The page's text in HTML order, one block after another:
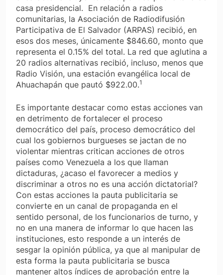
casa presidencial. En relación a radios
comunitarias, la Asociación de Radiodifusión
Participativa de El Salvador (ARPAS) recibió, en
esos dos meses, únicamente $846.60, monto que
representa el 0.15% del total. La red que aglutina a
20 radios alternativas recibió, incluso, menos que
Radio Visión, una estación evangélica local de
Ahuachapán que pautó $922.00.1
Es importante destacar como estas acciones van
en detrimento de fortalecer el proceso
democrático del país, proceso democrático del
cual los gobiernos burgueses se jactan de no
violentar mientras critican acciones de otros
países como Venezuela a los que llaman
dictaduras, ¿acaso el favorecer a medios y
discriminar a otros no es una acción dictatorial?
Con estas acciones la pauta publicitaria se
convierte en un canal de propaganda en el
sentido personal, de los funcionarios de turno, y
no en una manera de informar lo que hacen las
instituciones, esto responde a un interés de
sesgar la opinión pública, ya que al manipular de
esta forma la pauta publicitaria se busca
mantener altos índices de aprobación entre la